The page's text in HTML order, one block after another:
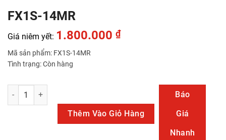
FX1S-14MR
Giá niêm yết: 1.800.000 ₫
Mã sản phẩm: FX1S-14MR
Tình trạng: Còn hàng
FX1S-14MR số lượng
Thêm Vào Giỏ Hàng
Báo
Giá
Nhanh